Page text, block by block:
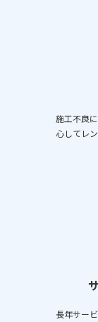
施工不良
心してレ
長年サー